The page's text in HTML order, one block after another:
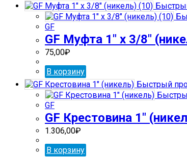
GF
GF Муфта 1″ х 3/8″
75,00₽
В корзину
Быстрый
GF
GF Крестовина 1″
1.306,00₽
В корзину